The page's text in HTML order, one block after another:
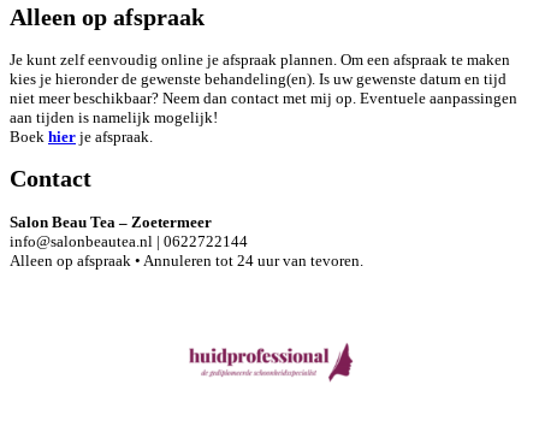
Alleen op afspraak
Je kunt zelf eenvoudig online je afspraak plannen. Om een afspraak te maken
kies je hieronder de gewenste behandeling(en). Is uw gewenste datum en tijd
niet meer beschikbaar? Neem dan contact met mij op. Eventuele aanpassingen
aan tijden is namelijk mogelijk!
Boek hier je afspraak.
Contact
Salon Beau Tea – Zoetermeer
info@salonbeautea.nl | 0622722144
Alleen op afspraak • Annuleren tot 24 uur van tevoren.